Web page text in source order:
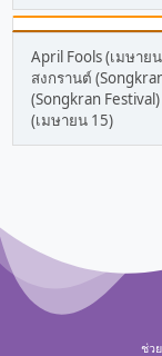
April Fools (เมษาย
สงกรานต์
(Songkran
(เมษายน 15)
ช่ว